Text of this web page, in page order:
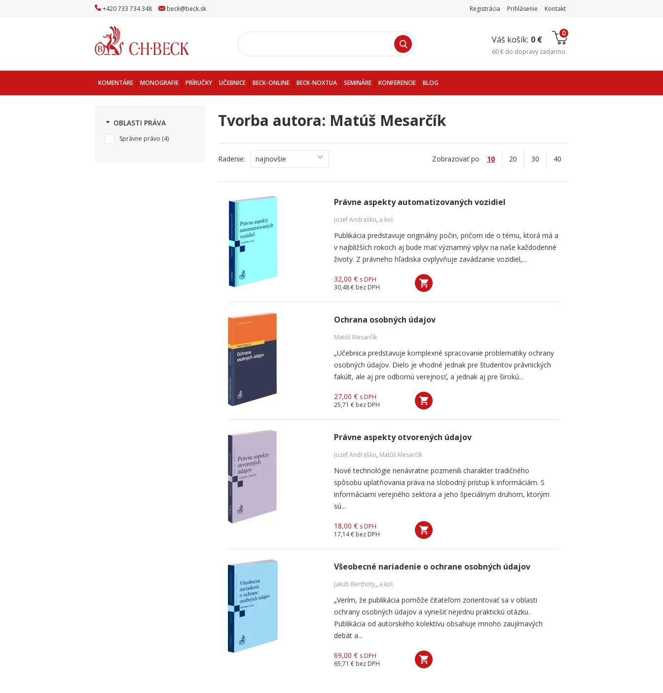
+420733 734348 beck@beck.sk Registrácia Prihlásenie Kontakt
Váš košík: 0 €
0
60 € do dopravy zadarmo.
KOMENTÁRE MONOGRAFIE PRÍRUČKY UČEBNICE BECK-ONLINE BECK-NOXTUA SEMINÁRE KONFERENCIE BLOG
OBLASTI PRÁVA
Správne právo (4)
Tvorba autora: Matúš Mesarčík
Radenie: najnovšie Zobrazovať po 10 20 30 40
Právne aspekty automatizovaných vozidiel
Jozef Andraško, a kol.
Publikácia predstavuje originálny počin, pričom ide o tému, ktorá má a
v najbližších rokoch aj bude mať významný vplyv na naše každodenné
životy. Z právneho hľadiska ovplyvňuje zavádzanie vozidiel,...
32,00 € s DPH
30,48 € bez DPH
Ochrana osobných údajov
Matúš Mesarčík
„Učebnica predstavuje komplexné spracovanie problematiky ochrany
osobných údajov. Dielo je vhodné jednak pre študentov právnických
fakúlt, ale aj pre odbornú verejnosť, a jednak aj pre širokú...
27,00 € s DPH
25,71 € bez DPH
Právne aspekty otvorených údajov
Jozef Andraško, Matúš Mesarčík
Nové technológie nenávratne pozmenili charakter tradičného
spôsobu uplatňovania práva na slobodný prístup k informáciám. S
informáciami verejného sektora a jeho špeciálnym druhom, ktorým
sú...
18,00 € s DPH
17,14 € bez DPH
Všeobecné nariadenie o ochrane osobných údajov
Jakub Berthoty,, a kol.
„Verím, že publikácia pomôže čitateľom zorientovať sa v oblasti
ochrany osobných údajov a vyriešiť nejednu praktickú otázku.
Publikácia od autorského kolektívu obsahuje mnoho zaujímavých
debát a...
69,00 € s DPH
65,71 € bez DPH